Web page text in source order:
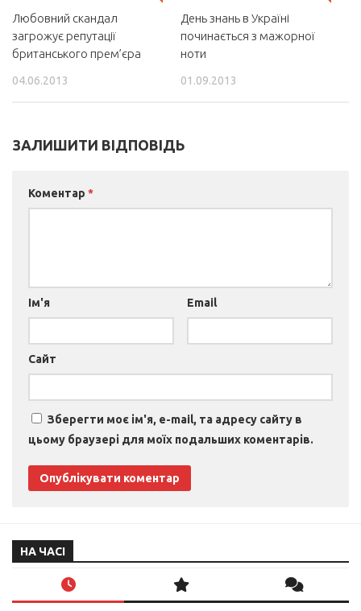
Любовний скандал
загрожує репутації
британського прем’єра
04.06.2013
День знань в Україні
починається з мажорної
ноти
01.09.2013
ЗАЛИШИТИ ВІДПОВІДЬ
Коментар *
Ім'я Email
Сайт
Зберегти моє ім'я, e-mail, та адресу сайту в
цьому браузері для моїх подальших коментарів.
НА ЧАСІ